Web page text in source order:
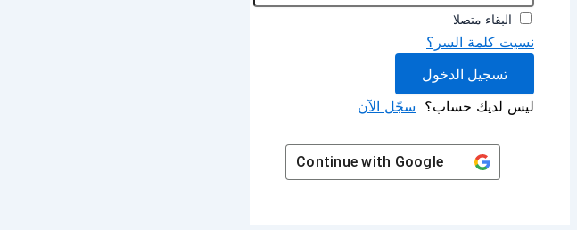
البقاء متصلا
نسيت كلمة السر؟
تسجيل الدخول
ليس لديك حساب؟ سجّل الآن
Continue with Google